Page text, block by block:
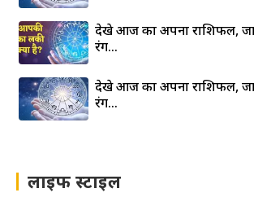
देखे आज का अपना राशिफल,
रंग…
देखे आज का अपना राशिफल,
रंग…
लाइफ स्टाइल